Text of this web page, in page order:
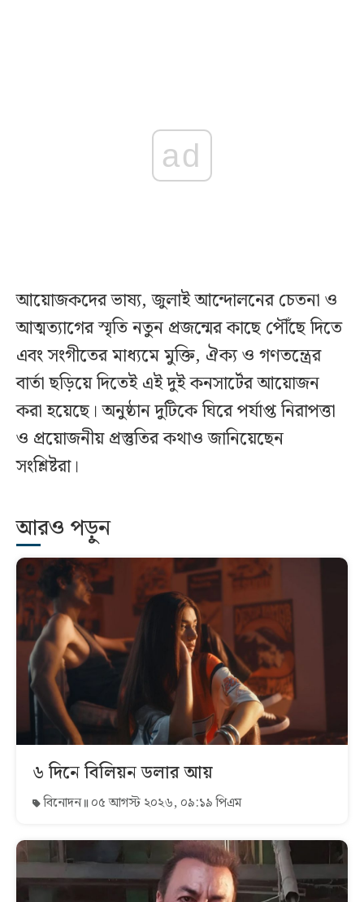
ad
আয়োজকদের ভাষ্য, জুলাই আন্দোলনের চেতনা ও
আত্মত্যাগের স্মৃতি নতুন প্রজন্মের কাছে পৌঁছে দিতে
এবং সংগীতের মাধ্যমে মুক্তি, ঐক্য ও গণতন্ত্রের
বার্তা ছড়িয়ে দিতেই এই দুই কনসার্টের আয়োজন
করা হয়েছে। অনুষ্ঠান দুটিকে ঘিরে পর্যাপ্ত নিরাপত্তা
ও প্রয়োজনীয় প্রস্তুতির কথাও জানিয়েছেন
সংশ্লিষ্টরা।
আরও পড়ুন
৬ দিনে বিলিয়ন ডলার আয়
বিনোদন ০৫ আগস্ট ২০২৬, ০৯:১৯ পিএম